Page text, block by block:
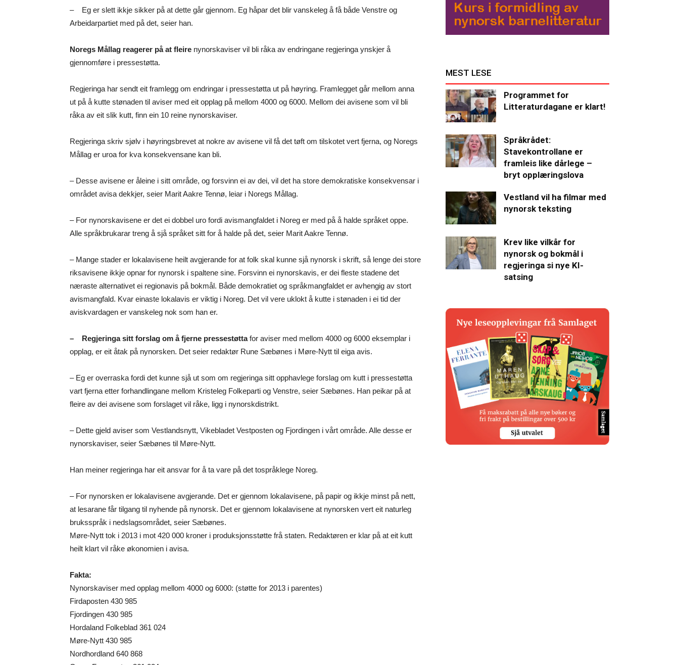
– Eg er slett ikkje sikker på at dette går gjennom. Eg håpar det blir vanskeleg å få både Venstre og
Arbeidarpartiet med på det, seier han.
Noregs Mållag reagerer på at fleire nynorskaviser vil bli råka av endringane regjeringa ynskjer å
gjennomføre i pressestøtta.
Regjeringa har sendt eit framlegg om endringar i pressestøtta ut på høyring. Framlegget går mellom anna
ut på å kutte stønaden til aviser med eit opplag på mellom 4000 og 6000. Mellom dei avisene som vil bli
råka av eit slik kutt, finn ein 10 reine nynorskaviser.
Regjeringa skriv sjølv i høyringsbrevet at nokre av avisene vil få det tøft om tilskotet vert fjerna, og Noregs
Mållag er uroa for kva konsekvensane kan bli.
– Desse avisene er åleine i sitt område, og forsvinn ei av dei, vil det ha store demokratiske konsekvensar i
området avisa dekkjer, seier Marit Aakre Tennø, leiar i Noregs Mållag.
– For nynorskavisene er det ei dobbel uro fordi avismangfaldet i Noreg er med på å halde språket oppe.
Alle språkbrukarar treng å sjå språket sitt for å halde på det, seier Marit Aakre Tennø.
– Mange stader er lokalavisene heilt avgjerande for at folk skal kunne sjå nynorsk i skrift, så lenge dei store
riksavisene ikkje opnar for nynorsk i spaltene sine. Forsvinn ei nynorskavis, er dei fleste stadene det
næraste alternativet ei regionavis på bokmål. Både demokratiet og språkmangfaldet er avhengig av stort
avismangfald. Kvar einaste lokalavis er viktig i Noreg. Det vil vere uklokt å kutte i stønaden i ei tid der
aviskvardagen er vanskeleg nok som han er.
– Regjeringa sitt forslag om å fjerne pressestøttafor aviser med mellom 4000 og 6000 eksemplar i
opplag, er eit åtak på nynorsken. Det seier redaktør Rune Sæbønes i Møre-Nytt til eiga avis.
– Eg er overraska fordi det kunne sjå ut som om regjeringa sitt opphavlege forslag om kutt i pressestøtta
vart fjerna etter forhandlingane mellom Kristeleg Folkeparti og Venstre, seier Sæbønes. Han peikar på at
fleire av dei avisene som forslaget vil råke, ligg i nynorskdistrikt.
– Dette gjeld aviser som Vestlandsnytt, Vikebladet Vestposten og Fjordingen i vårt område. Alle desse er
nynorskaviser, seier Sæbønes til Møre-Nytt.
Han meiner regjeringa har eit ansvar for å ta vare på det tospråklege Noreg.
– For nynorsken er lokalavisene avgjerande. Det er gjennom lokalavisene, på papir og ikkje minst på nett,
at lesarane får tilgang til nyhende på nynorsk. Det er gjennom lokalavisene at nynorsken vert eit naturleg
bruksspråk i nedslagsområdet, seier Sæbønes.
Møre-Nytt tok i 2013 i mot 420 000 kroner i produksjonsstøtte frå staten. Redaktøren er klar på at eit kutt
heilt klart vil råke økonomien i avisa.
Fakta:
Nynorskaviser med opplag mellom 4000 og 6000: (støtte for 2013 i parentes)
Firdaposten 430 985
Fjordingen 430 985
Hordaland Folkeblad 361 024
Møre-Nytt 430 985
Nordhordland 640 868
MEST LESE
Programmet for
Litteraturdagane er klart!
Språkrådet:
Stavekontrollane er
framleis like dårlege –
bryt opplæringslova
Vestland vil ha filmar med
nynorsk teksting
Krev like vilkår for
nynorsk og bokmål i
regjeringa si nye KI-
satsing